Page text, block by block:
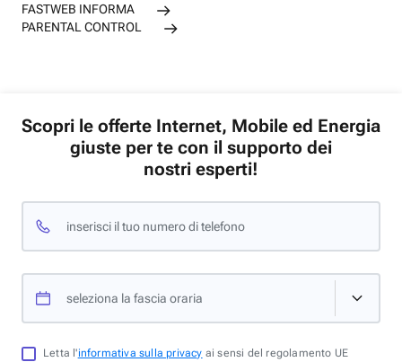
FASTWEB INFORMA
PARENTAL CONTROL
Scopri le offerte Internet, Mobile ed Energia
giuste per te con il supporto dei
nostri esperti!
inserisci il tuo numero di telefono
seleziona la fascia oraria
Letta l'informativa sulla privacy ai sensi del regolamento UE